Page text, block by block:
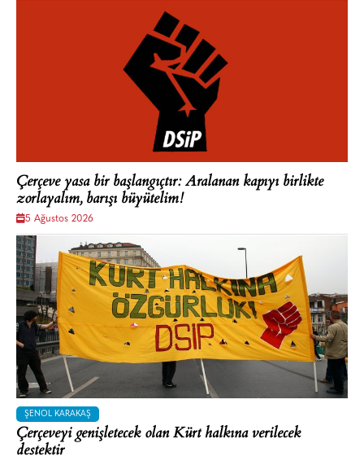
Çerçeve yasa bir başlangıçtır: Aralanan kapıyı birlikte
zorlayalım, barışı büyütelim!
5 Ağustos 2026
ŞENOL KARAKAŞ
Çerçeveyi genişletecek olan Kürt halkına verilecek
destektir